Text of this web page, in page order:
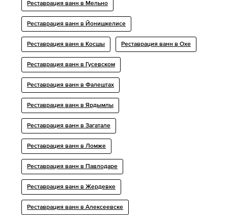
Реставрация ванн в Мельно
Реставрация ванн в Йонишкелисе
Реставрация ванн в Косшы Реставрация ванн в Охе
Реставрация ванн в Гусевском
Реставрация ванн в Фалештах
Реставрация ванн в Ярдымлы
Реставрация ванн в Загатале
Реставрация ванн в Ломже
Реставрация ванн в Павлодаре
Реставрация ванн в Жердевке
Реставрация ванн в Алексеевске